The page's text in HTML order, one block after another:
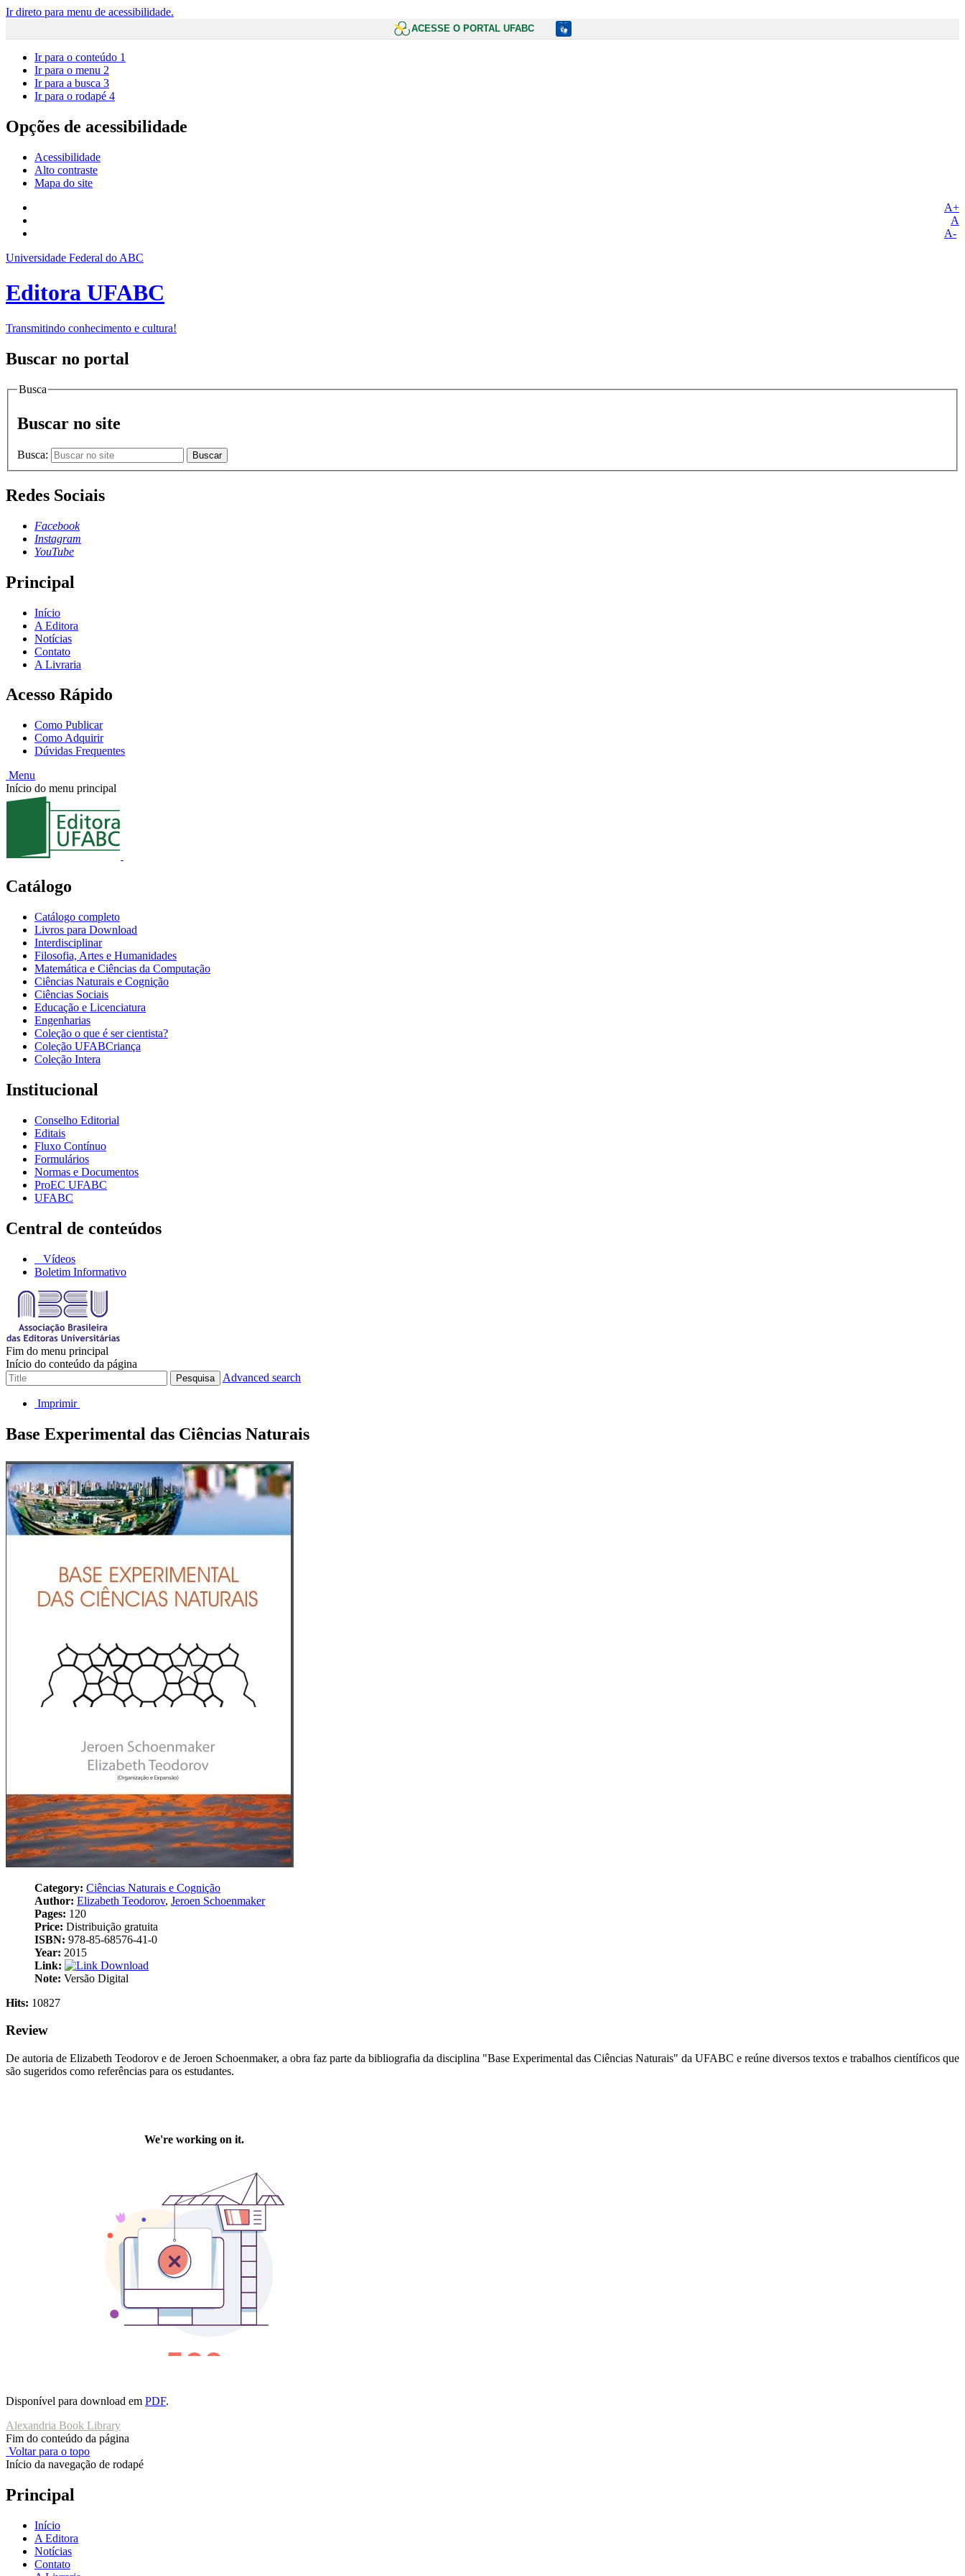
Ir direto para menu de acessibilidade.
ACESSE O PORTAL UFABC
Ir para o conteúdo 1
Ir para o menu 2
Ir para a busca 3
Ir para o rodapé 4
Opções de acessibilidade
Acessibilidade
Alto contraste
Mapa do site
A+
A
A-
Universidade Federal do ABC
Editora UFABC
Transmitindo conhecimento e cultura!
Buscar no portal
Busca
Buscar no site
Busca: Buscar
Redes Sociais
Facebook
Instagram
YouTube
Principal
Início
A Editora
Notícias
Contato
A Livraria
Acesso Rápido
Como Publicar
Como Adquirir
Dúvidas Frequentes
Menu
Início do menu principal
Catálogo
Catálogo completo
Livros para Download
Interdisciplinar
Filosofia, Artes e Humanidades
Matemática e Ciências da Computação
Ciências Naturais e Cognição
Ciências Sociais
Educação e Licenciatura
Engenharias
Coleção o que é ser cientista?
Coleção UFABCriança
Coleção Intera
Institucional
Conselho Editorial
Editais
Fluxo Contínuo
Formulários
Normas e Documentos
ProEC UFABC
UFABC
Central de conteúdos
Vídeos
Boletim Informativo
Fim do menu principal
Início do conteúdo da página
Pesquisa Advanced search
Imprimir
Base Experimental das Ciências Naturais
Category: Ciências Naturais e Cognição
Author: Elizabeth Teodorov, Jeroen Schoenmaker
Pages: 120
Price: Distribuição gratuita
ISBN: 978-85-68576-41-0
Year: 2015
Link:
Download
Note: Versão Digital
Hits: 10827
Review
De autoria de Elizabeth Teodorov e de Jeroen Schoenmaker, a obra faz parte da bibliografia da disciplina "Base Experimental das Ciências Naturais" da UFABC e reúne diversos textos e trabalhos científicos que
são sugeridos como referências para os estudantes.
Disponível para download em PDF.
Alexandria Book Library
Fim do conteúdo da página
Voltar para o topo
Início da navegação de rodapé
Principal
Início
A Editora
Notícias
Contato